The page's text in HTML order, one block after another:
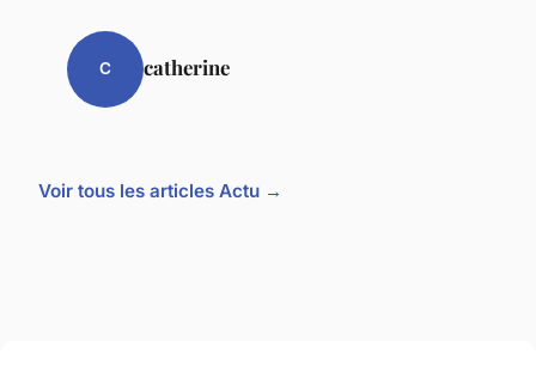
C catherine
Voir tous les articles Actu →